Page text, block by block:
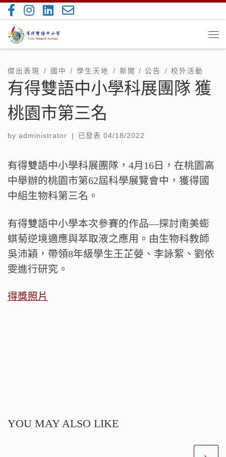
Skip to content
傑出表現 國中 學生天地 新聞 / 公告 校外活動
有得雙語中小學科展團隊 獲
桃園市第三名
by administrator 已發表04/18/2022
有得雙語中小學科展團隊，4月16日，在桃園高
中舉辦的桃園市第62屆科學展覽會中，獲得國
中組生物科第三名。
有得雙語中小學本次參賽的作品—探討南美蟛
蜞菊逆境適應與萃取液之應用。由生物科教師
吳沛穎，帶領8年級學生王芷嫈、李詠絮、劉依
雯進行研究。
得獎照片
YOU MAY ALSO LIKE